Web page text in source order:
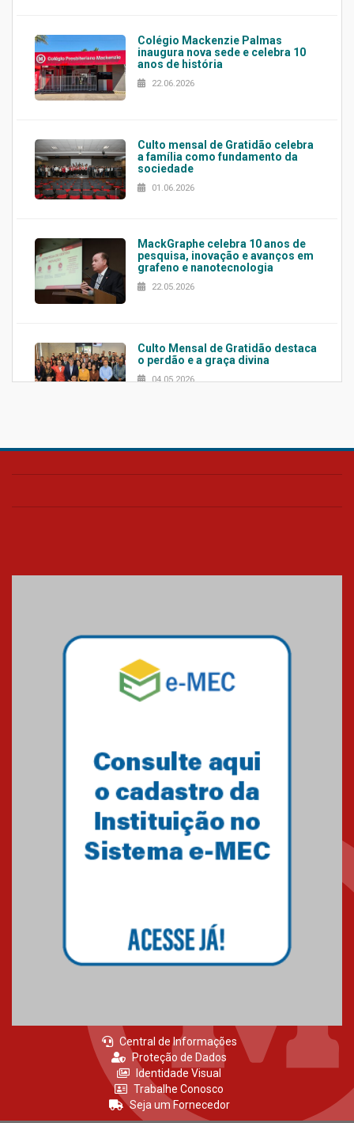
Colégio Mackenzie Palmas
inaugura nova sede e celebra 10
anos de história
22.06.2026
Culto mensal de Gratidão celebra
a família como fundamento da
sociedade
01.06.2026
MackGraphe celebra 10 anos de
pesquisa, inovação e avanços em
grafeno e nanotecnologia
22.05.2026
Culto Mensal de Gratidão destaca
o perdão e a graça divina
04.05.2026
Confira como foi o culto mensal
Mackenzie mobiliza campanha
solidária para apoiar famílias em
Minas Gerais
Primeiro culto do ano ressalta o
27.02.2026
Central de Informações
Proteção de Dados
Identidade Visual
Trabalhe Conosco
Seja um Fornecedor